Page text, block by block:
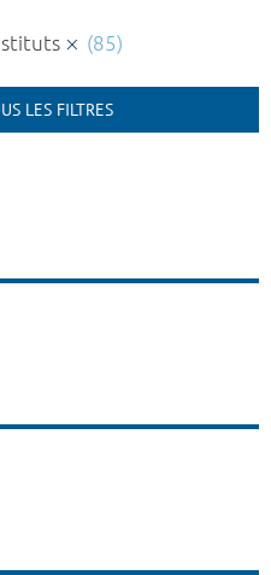
(85)
LES FILTRES